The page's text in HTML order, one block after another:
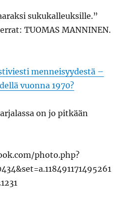
sukukalleuksille.”
TUOMAS MANNINEN.
menneisyydestä –
vuonna 1970?
on jo pitkään
photo.php?